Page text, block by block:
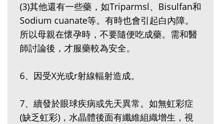
(3)其他還有一些藥，如Triparmsl、Bisulfan和
Sodium cuanate等。有時也會引起白內障。
所以母親在懷孕時，不要隨便吃成藥。需和醫
師討論後，才服藥較為安全。
6、因受X光或r射線輻射造成。
7、續發於眼球疾病或先天異常。如無虹彩症
(缺乏虹彩)，水晶體後面有纖維組織增生，視